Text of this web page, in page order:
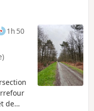
1h 50
de